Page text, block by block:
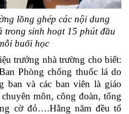
lồng ghép các nội dung
trong sinh hoạt 15 phút đầu
buổi học
trưởng nhà trường cho biết:
Phòng chống thuốc lá do
ban và các ban viên là giáo
môn, công đoàn, tổng
cờ đỏ….Hằng năm đều tổ